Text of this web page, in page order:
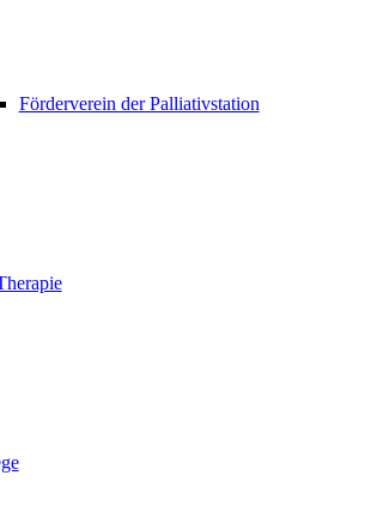
Förderverein der Palliativstation